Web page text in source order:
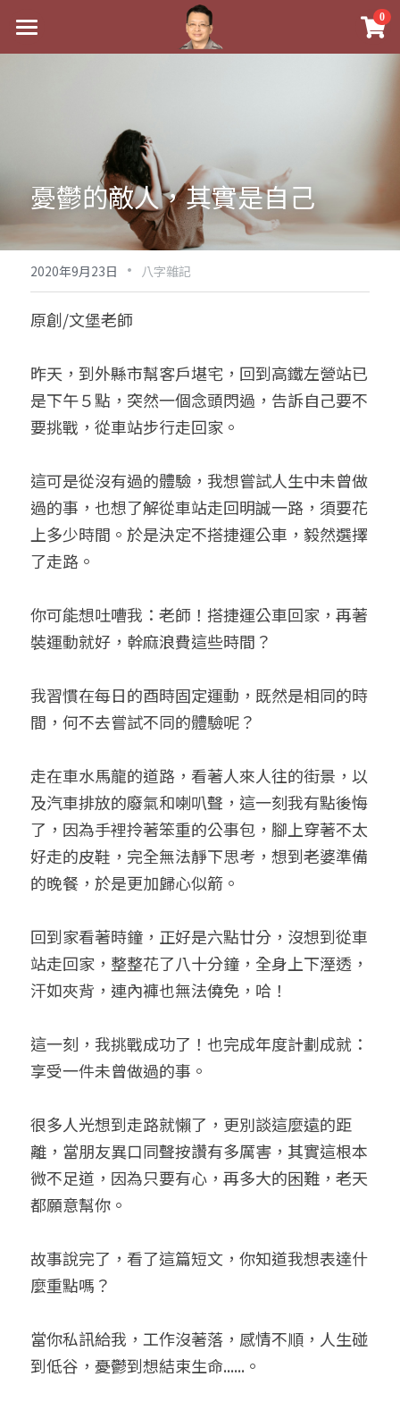
0
最新消息
祖傳命理
手工印鑑
課程介紹
五行八字學
後天派陽宅
黃金會員專區
八字雜記
人氣最高
站長精選
臉書生活
好書推廌
試閱專區
Podcast聽書
八字視頻
陽宅視頻
線上直播
自我挑戰
線上學苑
八字初階班2
八字進階班
八字中階班
八字高階班
五人實戰班
五行計算高階班
團隊訓練營
八字完整班
《十神高階實戰錄》完整典藏版
科學八字推理PDF
八字批命
小兒命名
我的著作
科學八字推理1
科學八字推理2
科學八字推理3
科學八字輕鬆學
輕鬆學會科學八字推理
與我預約
批命預約
上課預約
常見問題
FB粉絲頁
登錄/註冊
搜索
繁體中文
繁體中文
0938617837
support@p8zicourse.com
憂鬱的敵人，其實是自己
2020年9月23日 · 八字雜記
原創/文堡老師
昨天，到外縣市幫客戶堪宅，回到高鐵左營站已
是下午５點，突然一個念頭閃過，告訴自己要不
要挑戰，從車站步行走回家。
這可是從沒有過的體驗，我想嘗試人生中未曾做
過的事，也想了解從車站走回明誠一路，須要花
上多少時間。於是決定不搭捷運公車，毅然選擇
了走路。
你可能想吐嘈我：老師！搭捷運公車回家，再著
裝運動就好，幹麻浪費這些時間？
我習慣在每日的酉時固定運動，既然是相同的時
間，何不去嘗試不同的體驗呢？
走在車水馬龍的道路，看著人來人往的街景，以
及汽車排放的廢氣和喇叭聲，這一刻我有點後悔
了，因為手裡拎著笨重的公事包，腳上穿著不太
好走的皮鞋，完全無法靜下思考，想到老婆準備
的晚餐，於是更加歸心似箭。
回到家看著時鐘，正好是六點廿分，沒想到從車
站走回家，整整花了八十分鐘，全身上下溼透，
汗如夾背，連內褲也無法僥免，哈！
這一刻，我挑戰成功了！也完成年度計劃成就：
享受一件未曾做過的事。
很多人光想到走路就懶了，更別談這麼遠的距
離，當朋友異口同聲按讚有多厲害，其實這根本
微不足道，因為只要有心，再多大的困難，老天
都願意幫你。
故事說完了，看了這篇短文，你知道我想表達什
麼重點嗎？
當你私訊給我，工作沒著落，感情不順，人生碰
到低谷，憂鬱到想結束生命......。
×
商品分類
科學八字推理PDF
《十神高階實戰錄》完整典藏版
1美元超值PDF
八字線上批命
小兒命名